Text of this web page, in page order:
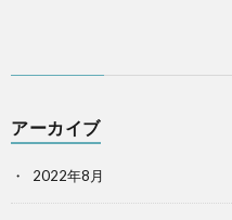
アーカイブ
2022年8月